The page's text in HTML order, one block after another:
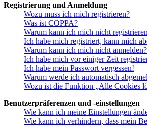
Registrierung und Anmeldung
Wozu muss ich mich registrieren?
Was ist COPPA?
Warum kann ich mich nicht
Ich habe mich registriert, kann mich
Warum kann ich mich nicht anmelden?
Ich habe mich vor einiger Zeit
Ich habe mein Passwort vergessen!
Warum werde ich automatisch
Wozu ist die Funktion „Alle Cookies
Benutzerpräferenzen und -einstellungen
Wie kann ich meine Einstellungen
Wie kann ich verhindern, dass mein